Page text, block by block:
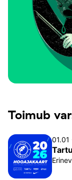
Toimub
01.01